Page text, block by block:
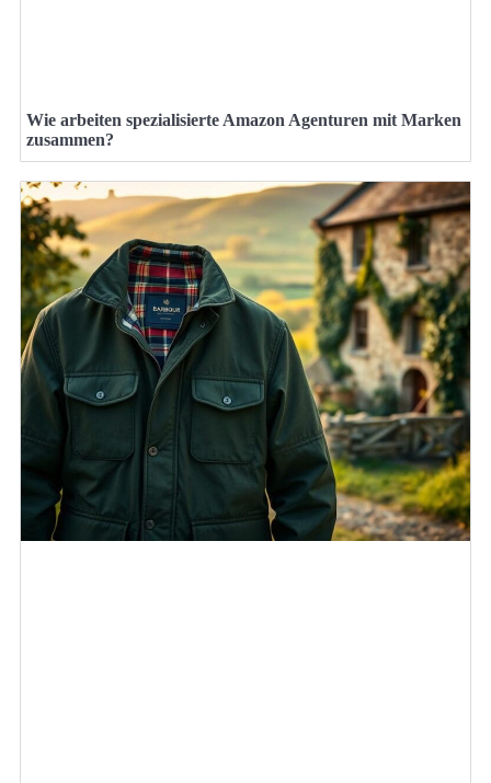
Wie arbeiten spezialisierte Amazon Agenturen mit Marken
zusammen?